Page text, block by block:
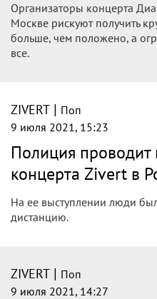
Организаторы концерта
Москве рискуют получить
больше, чем положено, а
все.
ZIVERT | Поп
9 июля 2021, 15:23
Полиция проводит
концерта Zivert в
На ее выступлении люди
дистанцию.
ZIVERT | Поп
9 июля 2021, 14:27